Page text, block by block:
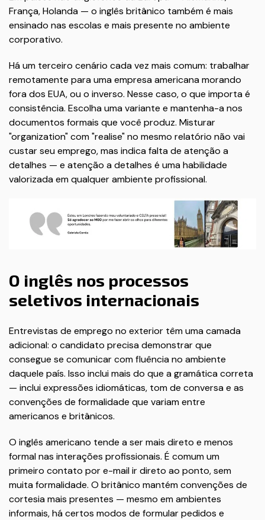
França, Holanda — o inglês britânico também é mais
ensinado nas escolas e mais presente no ambiente
corporativo.
Há um terceiro cenário cada vez mais comum: trabalhar
remotamente para uma empresa americana morando
fora dos EUA, ou o inverso. Nesse caso, o que importa é
consistência. Escolha uma variante e mantenha-a nos
documentos formais que você produz. Misturar
"organization" com "realise" no mesmo relatório não vai
custar seu emprego, mas indica falta de atenção a
detalhes — e atenção a detalhes é uma habilidade
valorizada em qualquer ambiente profissional.
O inglês nos processos
seletivos internacionais
Entrevistas de emprego no exterior têm uma camada
adicional: o candidato precisa demonstrar que
consegue se comunicar com fluência no ambiente
daquele país. Isso inclui mais do que a gramática correta
— inclui expressões idiomáticas, tom de conversa e as
convenções de formalidade que variam entre
americanos e britânicos.
O inglês americano tende a ser mais direto e menos
formal nas interações profissionais. É comum um
primeiro contato por e-mail ir direto ao ponto, sem
muita formalidade. O britânico mantém convenções de
cortesia mais presentes — mesmo em ambientes
informais, há certos modos de formular pedidos e